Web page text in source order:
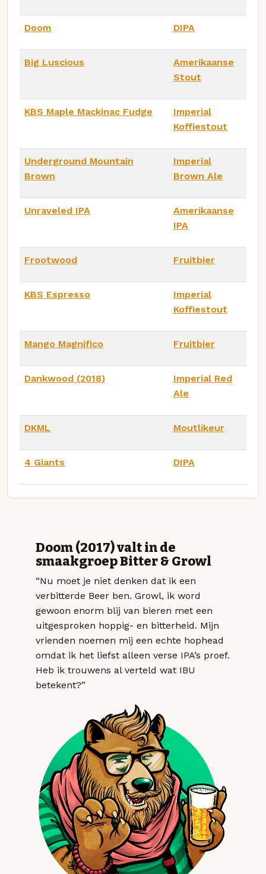
Doom DIPA
Big Luscious
Amerikaanse
Stout
KBS Maple Mackinac Fudge
Imperial
Koffiestout
Underground Mountain
Brown
Imperial
Brown Ale
Unraveled IPA
Amerikaanse
IPA
Frootwood Fruitbier
KBS Espresso
Imperial
Koffiestout
Mango Magnifico Fruitbier
Dankwood (2018)
Imperial Red
Ale
DKML Moutlikeur
4 Giants DIPA
Doom (2017) valt in de
smaakgroep Bitter & Growl
“Nu moet je niet denken dat ik een
verbitterde Beer ben. Growl, ik word
gewoon enorm blij van bieren met een
uitgesproken hoppig- en bitterheid. Mijn
vrienden noemen mij een echte hophead
omdat ik het liefst alleen verse IPA’s proef.
Heb ik trouwens al verteld wat IBU
betekent?”